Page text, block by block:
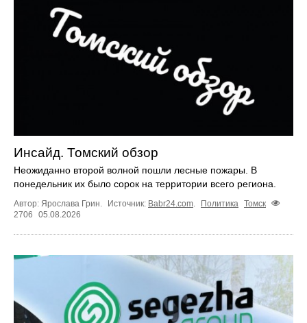
Инсайд. Томский обзор
Неожиданно второй волной пошли лесные пожары. В
понедельник их было сорок на территории всего региона.
Автор: Ярослава Грин. Источник: Babr24.com Политика
Томск
2706
05.08.2026